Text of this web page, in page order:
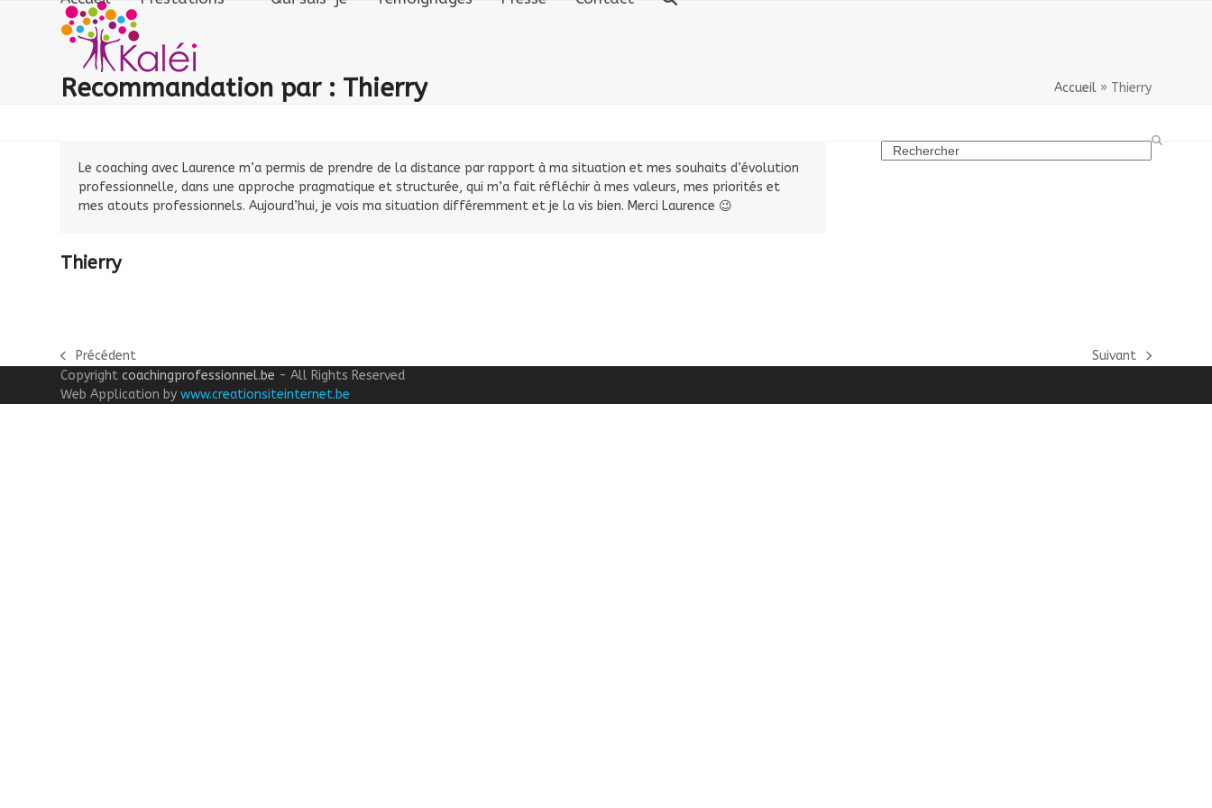
Recommandation par : Thierry Accueil» Thierry
Le coaching avec Laurence m’a permis de prendre de la distance par rapport à ma situation et mes souhaits d’évolution
professionnelle, dans une approche pragmatique et structurée, qui m’a fait réfléchir à mes valeurs, mes priorités et
mes atouts professionnels. Aujourd’hui, je vois ma situation différemment et je la vis bien. Merci Laurence 😉
Thierry
Search
previous
post:
Précédent
next
Suivant
Copyrightcoachingprofessionnel.be - All Rights Reserved
Web Application bywww.creationsiteinternet.be